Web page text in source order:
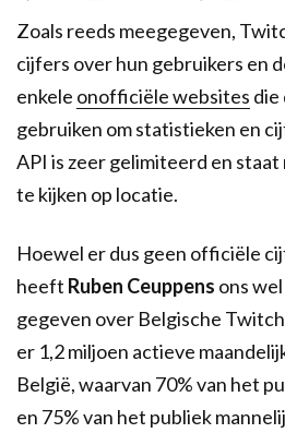
Zoals reeds meegegeven,
cijfers over hun gebruikers en
enkele onofficiële websites die
gebruiken om statistieken en
API is zeer gelimiteerd en
te kijken op locatie.
Hoewel er dus geen officiële
heeft Ruben Ceuppens ons
gegeven over Belgische
er 1,2 miljoen actieve
België, waarvan 70% van het
en 75% van het publiek